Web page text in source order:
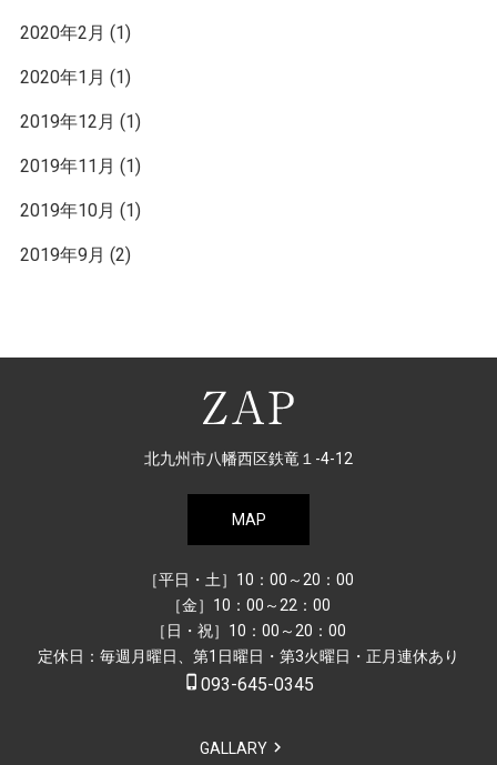
2020年2月 (1)
2020年1月 (1)
2019年12月 (1)
2019年11月 (1)
2019年10月 (1)
2019年9月 (2)
北九州市八幡西区鉄竜１-4-12
MAP
［平日・土］10：00～20：00
［金］10：00～22：00
［日・祝］10：00～20：00
定休日：毎週月曜日、第1日曜日・第3火曜日・正月連休あり
phone_iphone 093-645-0345
GALLARY